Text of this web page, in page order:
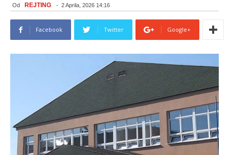
Od REJTING - 2 Aprila, 2026 14:16
Facebook Twitter Google+